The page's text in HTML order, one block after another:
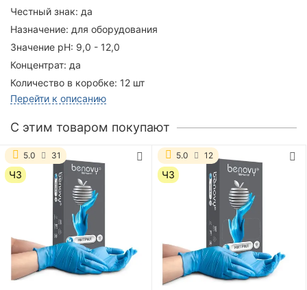
Честный знак: да
Назначение: для оборудования
Значение pH: 9,0 - 12,0
Концентрат: да
Количество в коробке: 12 шт
Перейти к описанию
C этим товаром покупают
5.0 31
ЧЗ
5.0 12
ЧЗ